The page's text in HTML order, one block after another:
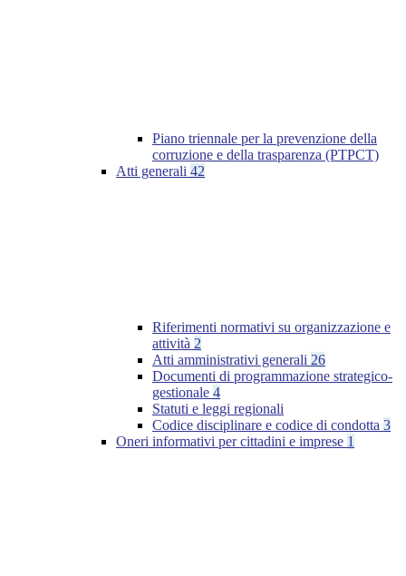
Piano triennale per la prevenzione della
corruzione e della trasparenza (PTPCT)
Atti generali 42
Riferimenti normativi su organizzazione e
attività 2
Atti amministrativi generali 26
Documenti di programmazione strategico-
gestionale 4
Statuti e leggi regionali
Codice disciplinare e codice di condotta 3
Oneri informativi per cittadini e imprese 1